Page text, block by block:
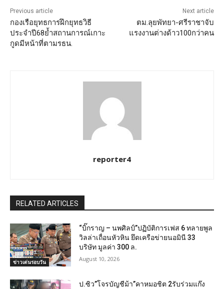
Previous article
กองเรือยุทธการฝึกยุทธวิธี
ประจำปี68ย้ำสถานการณ์เกาะ
กูดมีหน้าที่ตามรธน.
Next article
ตม.ลุยพัทยา-ศรีราชาจับ
แรงงานต่างด้าว100กว่าคน
reporter4
RELATED ARTICLES
ข่าวเด่นรอบวัน
“บิ๊กราญ – นพศิลป์”ปฏิบัติการเฟส 6 ทลายพูล
วิลล่าเถื่อนหัวหิน ยึดเครือข่ายนอมินี 33
บริษัท มูลค่า 300 ล.
August 10, 2026
ป.ซิว”โจรบัญชีม้า”คาหมอชิต 2รับร่วมแก๊ง